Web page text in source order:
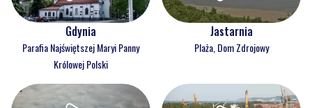
Gdynia
Parafia Najświętszej Maryi Panny
Królowej Polski
Jastarnia
Plaża, Dom Zdrojowy